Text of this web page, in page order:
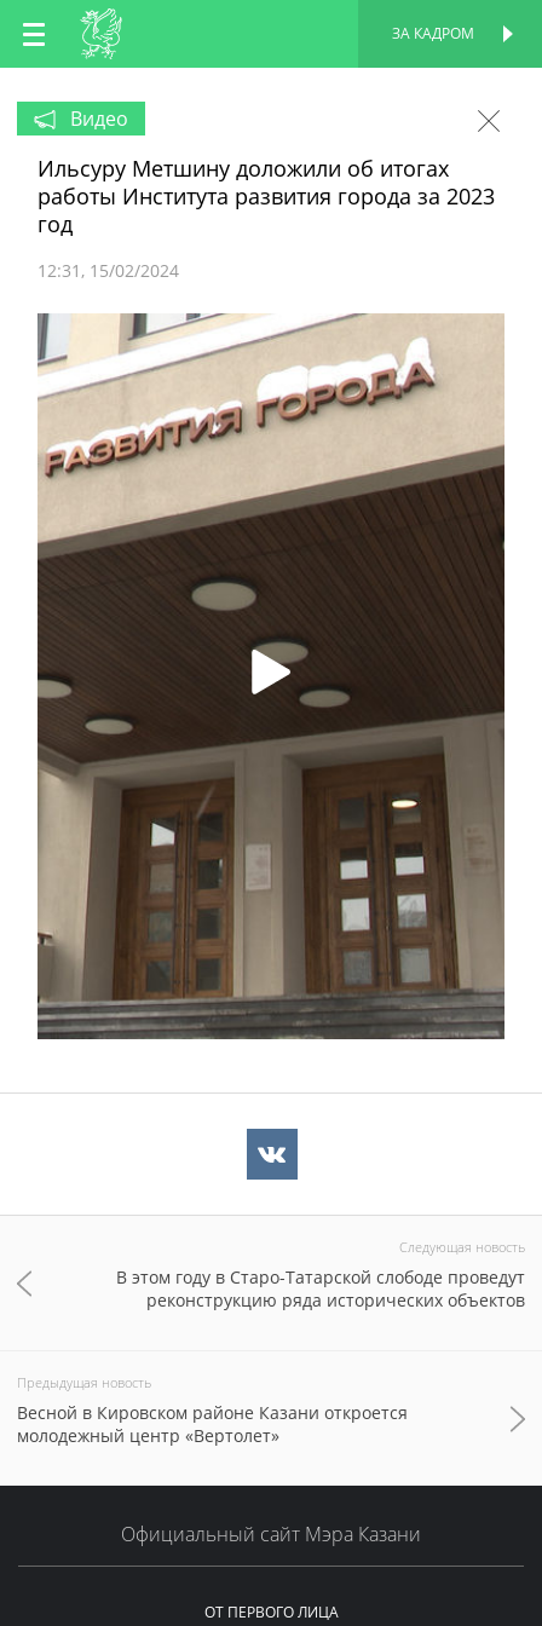
RU
EN
ЗА КАДРОМ
Видео
Ильсуру Метшину доложили об итогах
работы Института развития города за 2023
год
12:31 15/02/2024
Следующая новость
В этом году в Старо-Татарской слободе проведут
реконструкцию ряда исторических объектов
Предыдущая новость
Весной в Кировском районе Казани откроется
молодежный центр «Вертолет»
Официальный сайт Мэра Казани
ОТ ПЕРВОГО ЛИЦА
ПЕРСОНАЛЬНАЯ